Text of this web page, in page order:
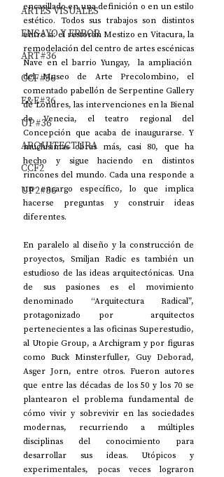
ARTES VISUALES
ENSAYO Y ERROR
ART#36
CCF#36
E&E#36
UP#36
ARQUITECTURA
CCF2
UP2#36
encasillado en una definición o en un estilo
estético. Todos sus trabajos son distintos
entre sí: el restorán Mestizo en Vitacura, la
remodelación del centro de artes escénicas
Nave en el barrio Yungay,  la ampliación
del Museo de Arte Precolombino, el
comentado pabellón de Serpentine Gallery
de Londres, las intervenciones en la Bienal
de Venecia, el teatro regional del
Concepción que acaba de inaugurarse. Y
muchísimas obras más, casi 80, que ha
hecho y sigue haciendo en distintos
rincones del mundo. Cada una responde a
un encargo específico, lo que implica
hacerse preguntas y construir ideas
diferentes.
En paralelo al diseño y la construcción de
proyectos, Smiljan Radic es también un
estudioso de las ideas arquitectónicas. Una
de sus pasiones es el movimiento
denominado “Arquitectura Radical”,
protagonizado por  arquitectos
pertenecientes a las oficinas Superestudio,
al Utopie Group, a Archigram y por figuras
como Buck Minsterfuller, Guy Deborad,
Asger Jorn, entre otros. Fueron autores
que entre las décadas de los 50 y los 70 se
plantearon el problema fundamental de
cómo vivir y sobrevivir en las sociedades
modernas, recurriendo a múltiples
disciplinas del conocimiento para
desarrollar sus ideas. Utópicos y
experimentales, pocas veces lograron